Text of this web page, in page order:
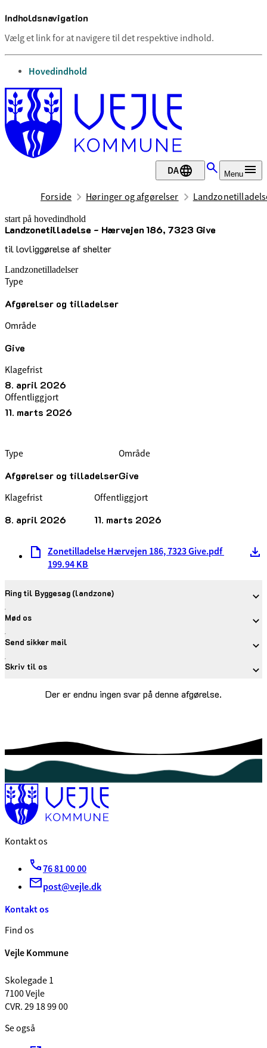
Indholdsnavigation
Vælg et link for at navigere til det respektive indhold.
gå til
Hovedindhold
DA Menu
Forside Høringer og afgørelser
start på hovedindhold
Landzonetilladelse - Hærvejen 186, 7323 Give
til lovliggørelse af shelter
senest opdateret 11. marts 2026
Landzonetilladelser
Type
Afgørelser og tilladelser
Område
Give
Klagefrist
8. april 2026
Offentliggjort
11. marts 2026
Type
Afgørelser og tilladelser
Område
Give
Klagefrist
8. april 2026
Offentliggjort
11. marts 2026
Zonetilladelse Hærvejen 186, 7323 Give.pdf
199.94 KB
Ring til Byggesag (landzone)
Mød os
Send sikker mail
Skriv til os
Der er endnu ingen svar på denne afgørelse.
Kontakt os
76 81 00 00
post@vejle.dk
Kontakt os
Find os
Vejle Kommune
Skolegade 1
7100 Vejle
CVR. 29 18 99 00
Se også